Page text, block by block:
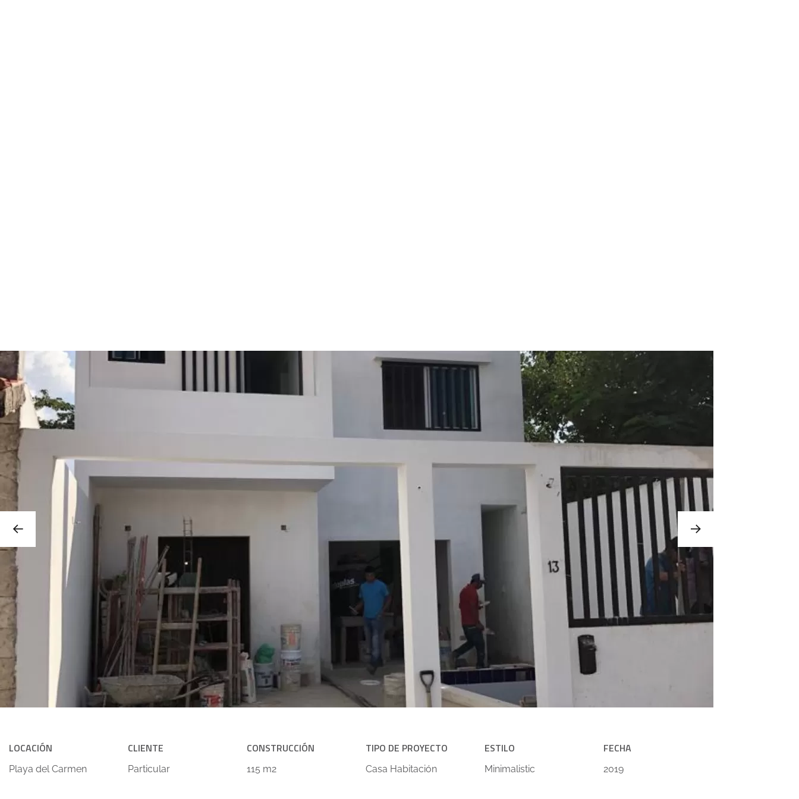
LOCACIÓN
Playa del Carmen
CLIENTE
Particular
CONSTRUCCIÓN
115 m2
TIPO DE PROYECTO
Casa Habitación
ESTILO
Minimalistic
FECHA
2019